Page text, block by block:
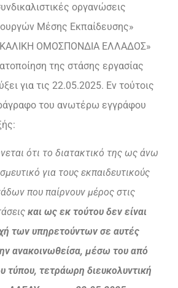
οργανώσεις
Μέσης Εκπαίδευσης»
ΟΜΟΣΠΟΝΔΙΑ ΕΛΛΑΔΟΣ»
της στάσης εργασίας
για τις 22.05.2025. Εν τούτοις
του ανωτέρω εγγράφου
ότι το διατακτικό της ως άνω
για τους εκπαιδευτικούς
που παίρνουν μέρος στις
και ως εκ τούτου δεν είναι
των υπηρετούντων σε αυτές
ανακοινωθείσα, μέσω του από
τύπου, τετράωρη διευκολυντική